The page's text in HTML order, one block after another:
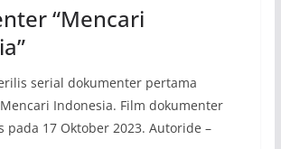
“Mencari
serial dokumenter pertama
Indonesia. Film dokumenter
17 Oktober 2023. Autoride –